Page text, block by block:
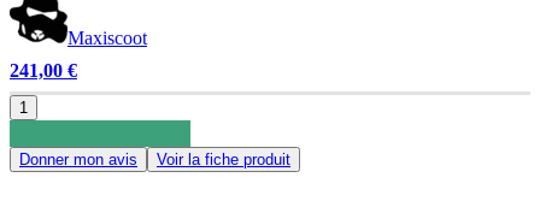
Maxiscoot
241,00 €
1
Donner mon avis Voir la fiche produit